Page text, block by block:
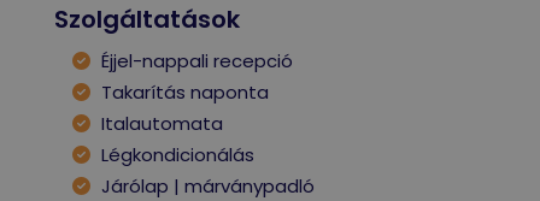
Szolgáltatások
Éjjel-nappali recepció
Takarítás naponta
Italautomata
Légkondicionálás
Járólap | márványpadló